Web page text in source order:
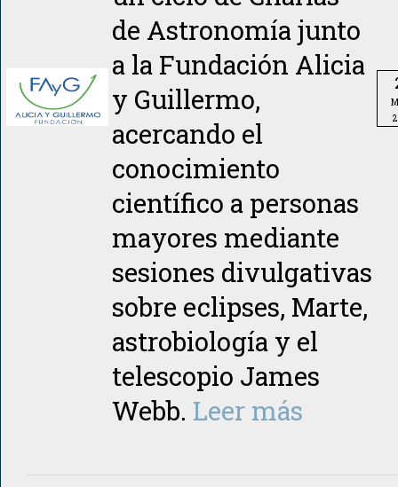
de Astronomía junto
a la Fundación Alicia
y Guillermo,
acercando el
conocimiento
científico a personas
mayores mediante
sesiones divulgativas
sobre eclipses, Marte,
astrobiología y el
telescopio James
Webb. Leer más